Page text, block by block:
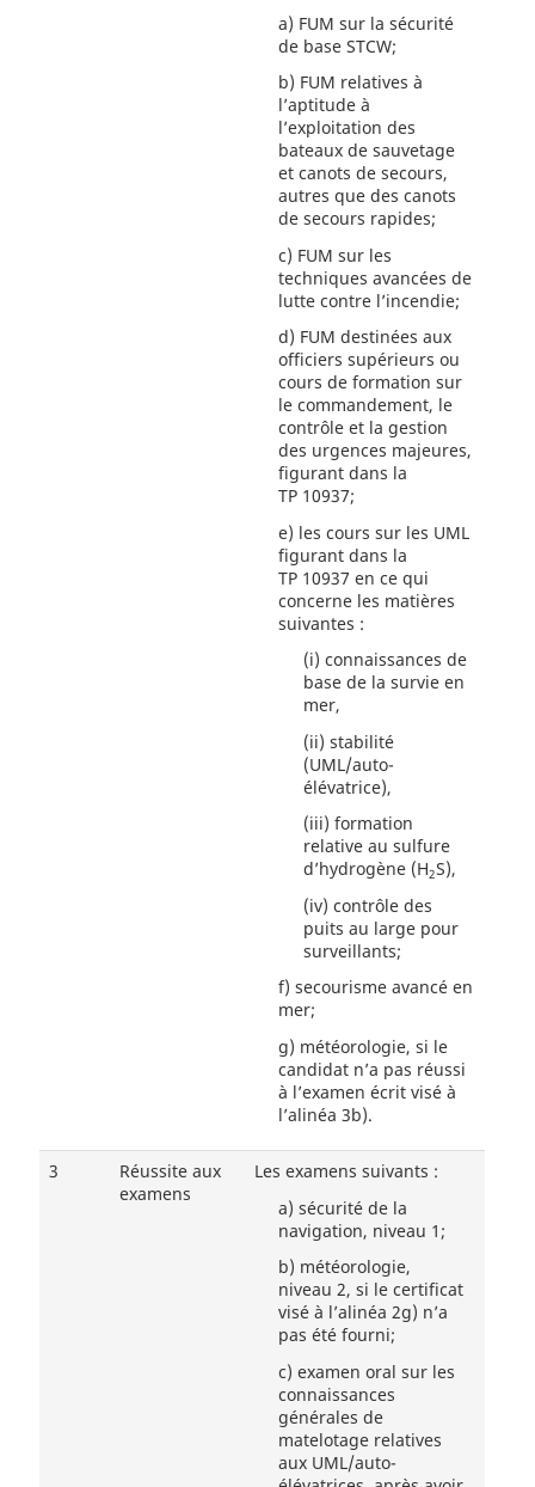
a) FUM sur la sécurité
de base STCW;
b) FUM relatives à
l’aptitude à
l’exploitation des
bateaux de sauvetage
et canots de secours,
autres que des canots
de secours rapides;
c) FUM sur les
techniques avancées de
lutte contre l’incendie;
d) FUM destinées aux
officiers supérieurs ou
cours de formation sur
le commandement, le
contrôle et la gestion
des urgences majeures,
figurant dans la
TP 10937;
e) les cours sur les UML
figurant dans la
TP 10937 en ce qui
concerne les matières
suivantes :
(i) connaissances de
base de la survie en
mer,
(ii) stabilité
(UML/auto-
élévatrice),
(iii) formation
relative au sulfure
d’hydrogène (H2S),
(iv) contrôle des
puits au large pour
surveillants;
f) secourisme avancé en
mer;
g) météorologie, si le
candidat n’a pas réussi
à l’examen écrit visé à
l’alinéa 3b).
3
Réussite aux
examens
Les examens suivants :
a) sécurité de la
navigation, niveau 1;
b) météorologie,
niveau 2, si le certificat
visé à l’alinéa 2g) n’a
pas été fourni;
c) examen oral sur les
connaissances
générales de
matelotage relatives
aux UML/auto-